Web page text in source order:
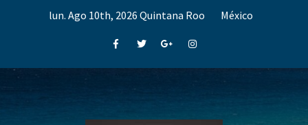
lun. Ago 10th, 2026 Quintana Roo México
FacebookTwitterGoogle+Instagram